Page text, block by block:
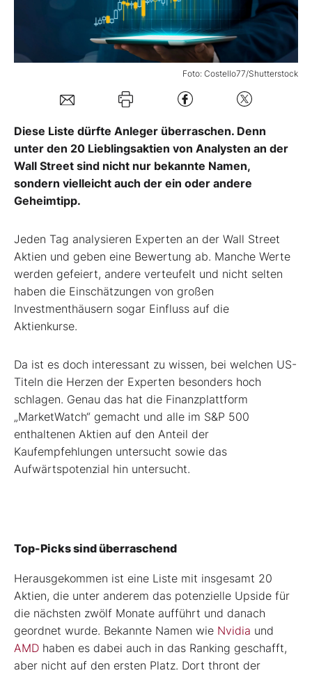
Mein Konto
Foto: Costello77/Shutterstock
Diese Liste dürfte Anleger überraschen. Denn
unter den 20 Lieblingsaktien von Analysten an der
Wall Street sind nicht nur bekannte Namen,
sondern vielleicht auch der ein oder andere
Geheimtipp.
Jeden Tag analysieren Experten an der Wall Street
Aktien und geben eine Bewertung ab. Manche Werte
werden gefeiert, andere verteufelt und nicht selten
haben die Einschätzungen von großen
Investmenthäusern sogar Einfluss auf die
Aktienkurse.
Da ist es doch interessant zu wissen, bei welchen US-
Titeln die Herzen der Experten besonders hoch
schlagen. Genau das hat die Finanzplattform
„MarketWatch“ gemacht und alle im S&P 500
enthaltenen Aktien auf den Anteil der
Kaufempfehlungen untersucht sowie das
Aufwärtspotenzial hin untersucht.
Top-Picks sind überraschend
Herausgekommen ist eine Liste mit insgesamt 20
Aktien, die unter anderem das potenzielle Upside für
die nächsten zwölf Monate aufführt und danach
geordnet wurde. Bekannte Namen wie Nvidia und
AMD haben es dabei auch in das Ranking geschafft,
aber nicht auf den ersten Platz. Dort thront der